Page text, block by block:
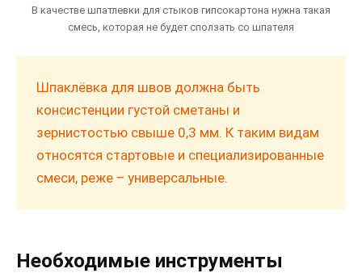
В качестве шпатлевки для стыков гипсокартона нужна такая
смесь, которая не будет сползать со шпателя
Шпаклёвка для швов должна быть
консистенции густой сметаны и
зернистостью свыше 0,3 мм. К таким видам
относятся стартовые и специализированные
смеси, реже – универсальные.
Необходимые инструменты